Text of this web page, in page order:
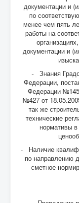
документации и
по
менее чем пять
работы на
документации и
- Знания
Федерации,
Федерации
№427 от
так же
технические
нормативы
- Наличие
по направлению
сметное